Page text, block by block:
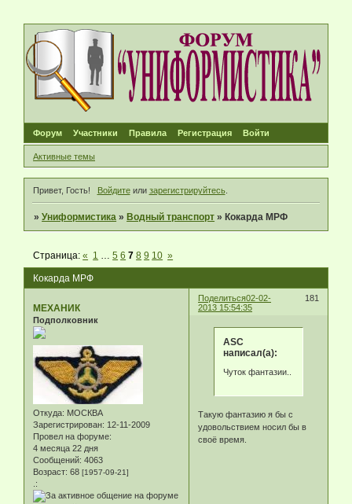
Форум Участники Правила Регистрация Войти
Активные темы
Привет, Гость! Войдитеили зарегистрируйтесь.
»Униформистика » Водный транспорт » Кокарда МРФ
Кокарда МРФ
Страница:« 1 5 6 7 8 9 10 »
Поделиться 181
02-02-
2013 15:54:35
МЕХАНИК
Подполковник
Откуда: МОСКВА
Зарегистрирован: 12-11-2009
Провел на форуме:
4 месяца 22 дня
Сообщений: 4063
Возраст: 68 [1957-09-21]
.:
ASC
написал(а):
Чуток фантазии..
Такую фантазию я бы с
удовольствием носил бы в
своё время.